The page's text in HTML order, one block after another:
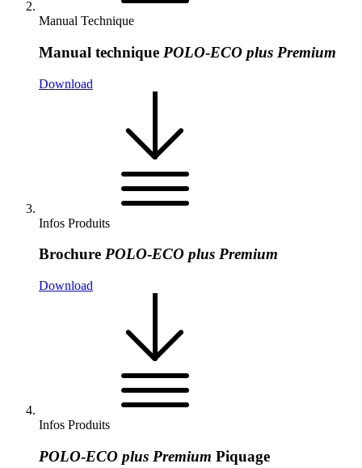
Manual Technique
Manual technique POLO-ECO plus Premium
Download
Infos Produits
Brochure POLO-ECO plus Premium
Download
Infos Produits
POLO-ECO plus Premium Piquage